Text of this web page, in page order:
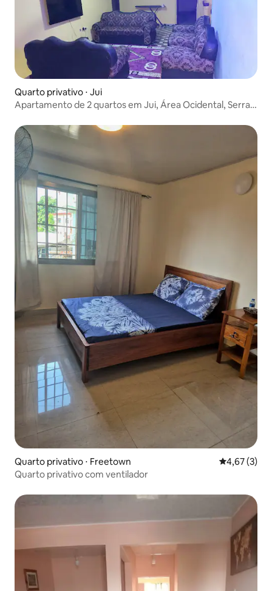
Quarto privativo ⋅ Jui
Apartamento de 2 quartos em Jui, Área Ocidental, Serra
Quarto privativo ⋅ Freetown 4,67 de
4,67 (3)
Quarto privativo com ventilador